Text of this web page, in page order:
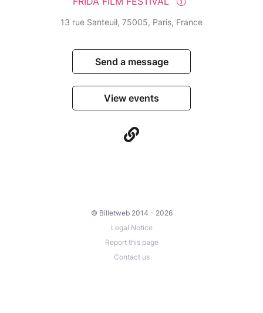
13 rue Santeuil, 75005, Paris, France
Send a message
View events
© Billetweb 2014 - 2026
Legal Notice
Report this page
Contact us